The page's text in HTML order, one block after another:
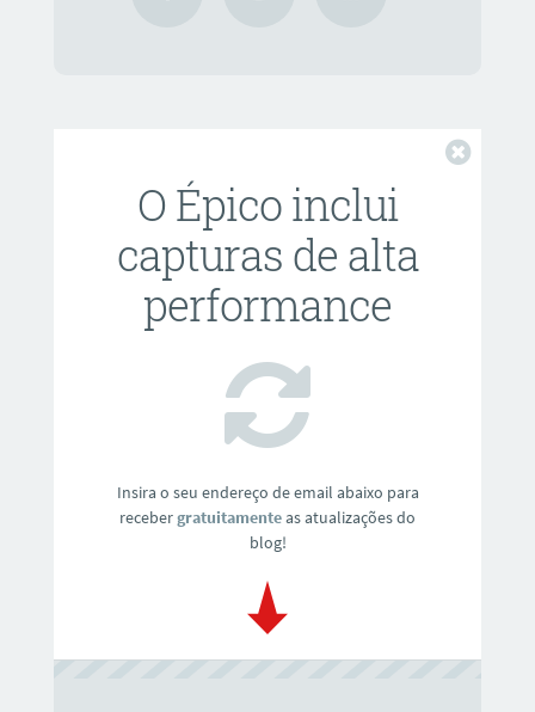
O Épico inclui
capturas de alta
performance
Insira o seu endereço de email abaixo para
recebergratuitamenteas atualizações do
blog!